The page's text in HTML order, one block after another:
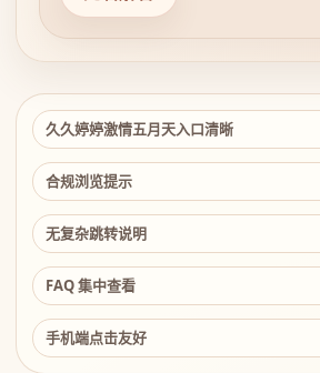
久久婷婷激情五月天入口清晰
合规浏览提示
无复杂跳转说明
FAQ 集中查看
手机端点击友好